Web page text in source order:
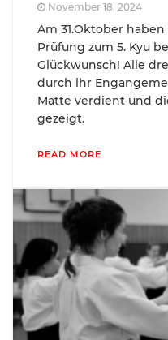
November 18, 2024
Am 31.Oktober haben
Prüfung zum 5. Kyu
Glückwunsch! Alle
durch ihr
Matte verdient und
gezeigt.
READ MORE